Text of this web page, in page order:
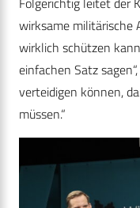
wirksame militärische
wirklich schützen
einfachen Satz
verteidigen können,
müssen.“